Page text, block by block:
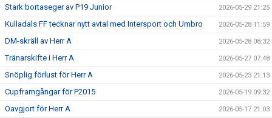
Stark bortaseger av P19 Junior 2026-05-29 21:25
Kulladals FF tecknar nytt avtal med Intersport och Umbro 2026-05-28 11:59
DM-skräll av Herr A 2026-05-28 08:32
Tränarskifte i Herr A 2026-05-27 07:48
Snöplig förlust för Herr A 2026-05-23 21:13
Cupframgångar för P2015 2026-05-19 09:32
Oavgjort för Herr A 2026-05-17 21:03